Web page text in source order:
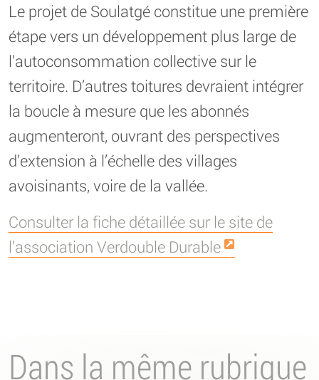
Le projet de Soulatgé constitue une première
étape vers un développement plus large de
l’autoconsommation collective sur le
territoire. D’autres toitures devraient intégrer
la boucle à mesure que les abonnés
augmenteront, ouvrant des perspectives
d’extension à l’échelle des villages
avoisinants, voire de la vallée.
Consulter la fiche détaillée sur le site de
l’association Verdouble Durable
Dans la même rubrique